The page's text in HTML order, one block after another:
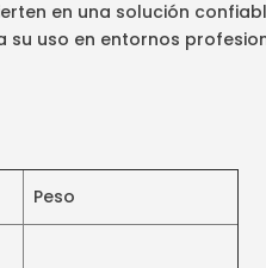
en una solución
su uso en entornos
Peso